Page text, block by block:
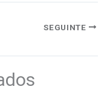
SEGUINTE